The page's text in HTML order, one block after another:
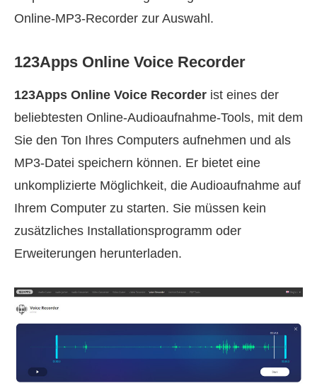
Online‑MP3‑Recorder zur Auswahl.
123Apps Online Voice Recorder
123Apps Online Voice Recorder ist eines der
beliebtesten Online‑Audioaufnahme‑Tools, mit dem
Sie den Ton Ihres Computers aufnehmen und als
MP3‑Datei speichern können. Er bietet eine
unkomplizierte Möglichkeit, die Audioaufnahme auf
Ihrem Computer zu starten. Sie müssen kein
zusätzliches Installationsprogramm oder
Erweiterungen herunterladen.